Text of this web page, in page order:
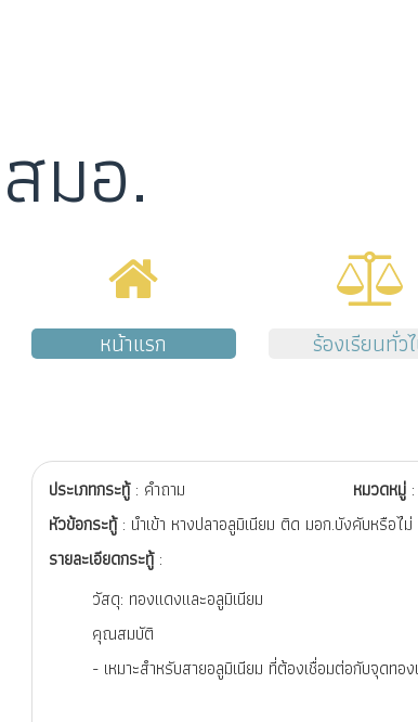
สมอ.
หน้าแรก ร้องเรียนทั่ว
ประเภทกระทู้ : คำถาม หมวดหมู่
หัวข้อกระทู้ : นำเข้า หางปลาอลูมิเนียม ติด มอก.บังคับหรือ
รายละเอียดกระทู้ :
วัสดุ: ทองแดงและอลูมิเนียม
คุณสมบัติ
- เหมาะสำหรับสายอลูมิเนียม ที่ต้องเชื่อมต่อกับจุดทอ